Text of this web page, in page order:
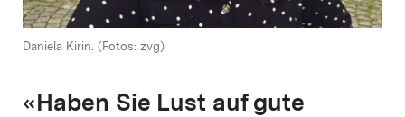
Daniela Kirin. (Fotos: zvg)
«Haben Sie Lust auf gute